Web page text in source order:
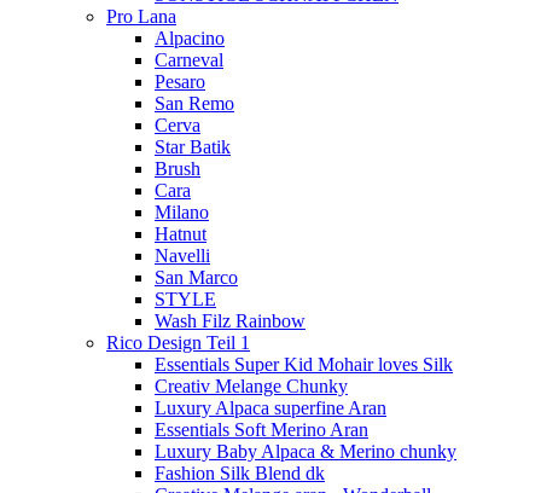
Pro Lana
Alpacino
Carneval
Pesaro
San Remo
Cerva
Star Batik
Brush
Cara
Milano
Hatnut
Navelli
San Marco
STYLE
Wash Filz Rainbow
Rico Design Teil 1
Essentials Super Kid Mohair loves Silk
Creativ Melange Chunky
Luxury Alpaca superfine Aran
Essentials Soft Merino Aran
Luxury Baby Alpaca & Merino chunky
Fashion Silk Blend dk